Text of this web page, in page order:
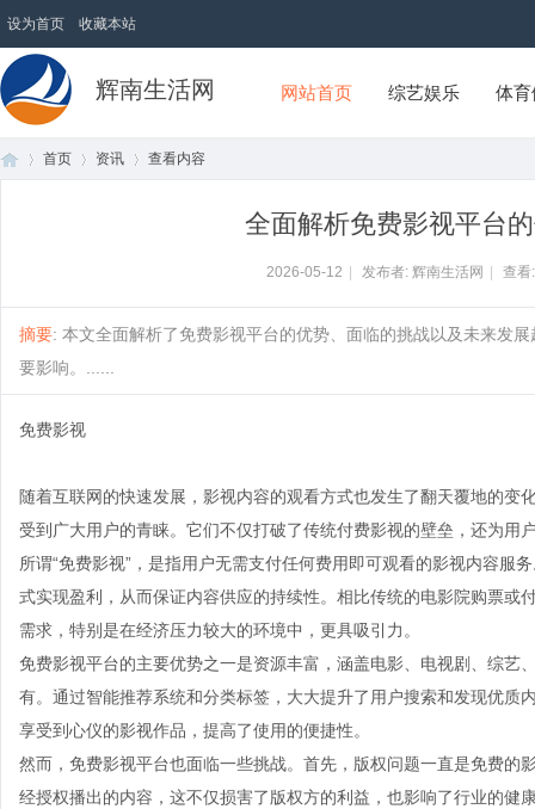
设为首页 收藏本站
辉南生活网 网站首页 综艺娱乐 体
首页 资讯 查看内容
全面解析免费影视平台
2026-05-12 发布者: 辉南生活网 查
摘要: 本文全面解析了免费影视平台的优势、面临的挑战以及未来发
要影响。......
免费影视
随着互联网的快速发展，影视内容的观看方式也发生了翻天覆地的
受到广大用户的青睐。它们不仅打破了传统付费影视的壁垒，还为用
所谓“免费影视”，是指用户无需支付任何费用即可观看的影视内容服
式实现盈利，从而保证内容供应的持续性。相比传统的电影院购票或
需求，特别是在经济压力较大的环境中，更具吸引力。
免费影视平台的主要优势之一是资源丰富，涵盖电影、电视剧、综艺
有。通过智能推荐系统和分类标签，大大提升了用户搜索和发现优质
享受到心仪的影视作品，提高了使用的便捷性。
然而，免费影视平台也面临一些挑战。首先，版权问题一直是免费的
经授权播出的内容，这不仅损害了版权方的利益，也影响了行业的健